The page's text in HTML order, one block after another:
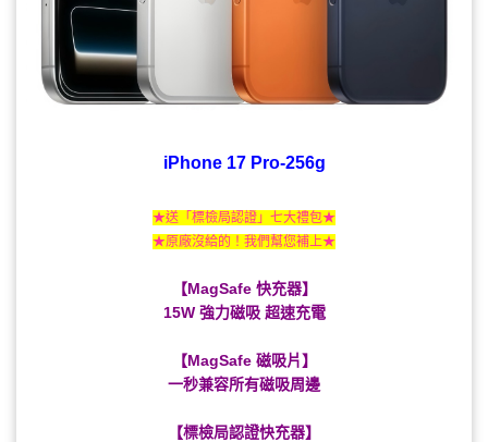
iPhone 17 Pro-256g
★送「標檢局認證」七大禮包★
★原廠沒給的！我們幫您補上★
【MagSafe 快充器】
15W 強力磁吸 超速充電
【MagSafe 磁吸片】
一秒兼容所有磁吸周邊
【標檢局認證快充器】